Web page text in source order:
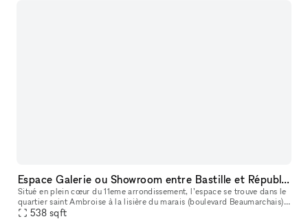
Espace Galerie ou Showroom entre Bastille et République
Situé en plein cœur du 11eme arrondissement, l’espace se trouve dans le
quartier saint Ambroise à la lisière du marais (boulevard Beaumarchais)
et du quartier Rue saint Maur (espace des lumières et s
538 sqft